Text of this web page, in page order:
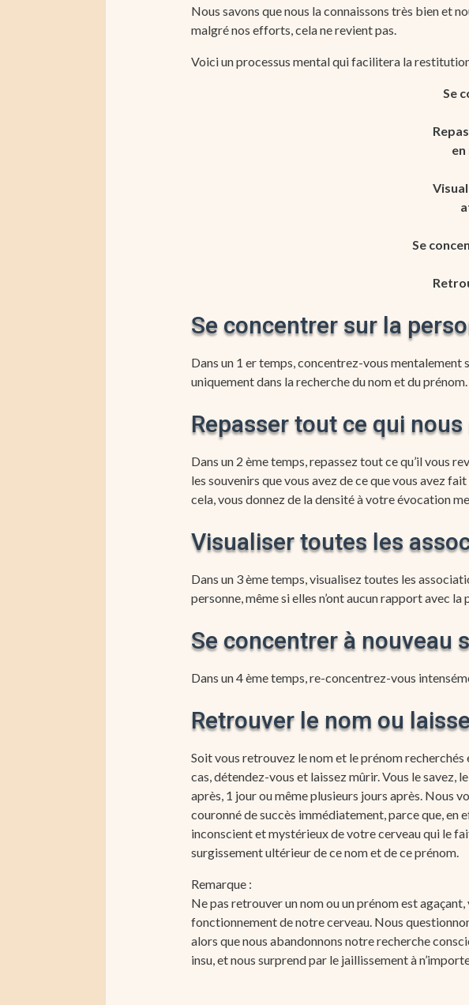
Nous savons que nous la connaissons très bien et
malgré nos efforts, cela ne revient pas.
Voici un processus mental qui facilitera la
Se
Se
Se concentrer sur la
Dans un 1 er temps, concentrez-vous
uniquement dans la recherche du nom et du prénom.
Repasser tout ce qui
Dans un 2 ème temps, repassez tout ce qu’il vous
les souvenirs que vous avez de ce que vous avez
cela, vous donnez de la densité à votre évocation
Visualiser toutes les
Dans un 3 ème temps, visualisez toutes les
personne, même si elles n’ont aucun rapport avec la
Se concentrer à nouveau
Dans un 4 ème temps, re-concentrez-vous
Retrouver le nom ou
Soit vous retrouvez le nom et le prénom recherchés
cas, détendez-vous et laissez mûrir. Vous le savez,
après, 1 jour ou même plusieurs jours après. Nous
couronné de succès immédiatement, parce que,
inconscient et mystérieux de votre cerveau qui le
surgissement ultérieur de ce nom et de ce prénom.
Remarque :
Ne pas retrouver un nom ou un prénom est
fonctionnement de notre cerveau. Nous
alors que nous abandonnons notre recherche
insu, et nous surprend par le jaillissement à